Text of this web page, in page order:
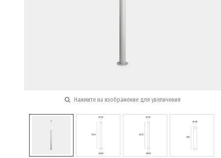
Нажмите на изображение для увеличения